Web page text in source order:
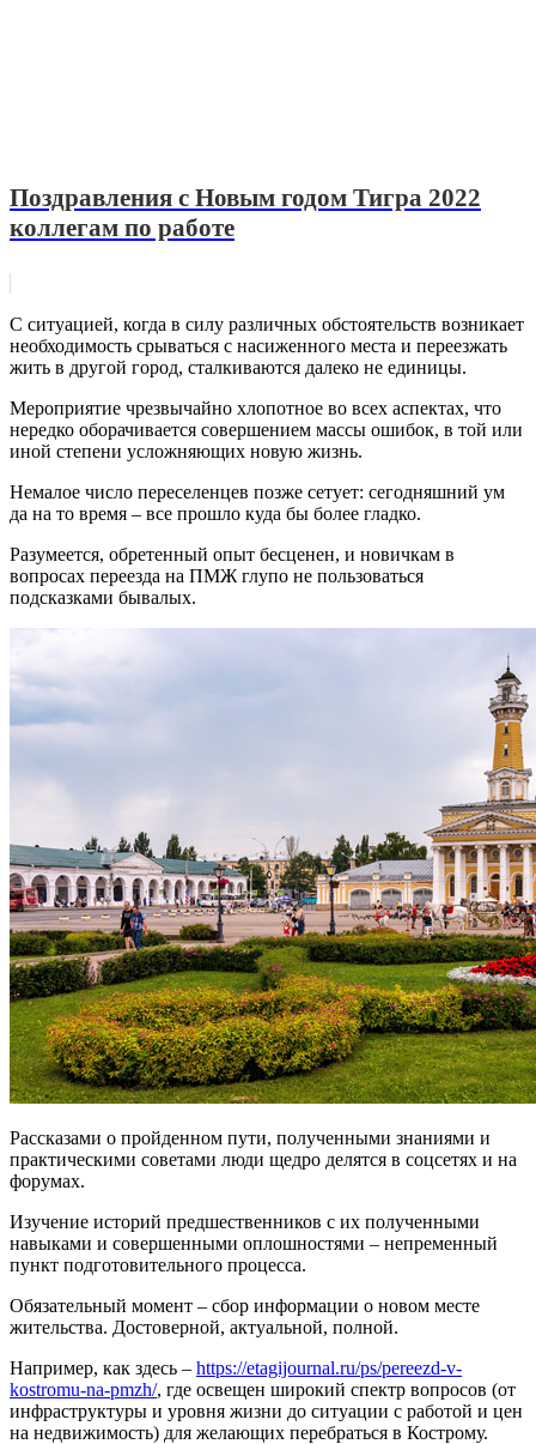
Поздравления с Новым годом Тигра 2022
коллегам по работе
С ситуацией, когда в силу различных обстоятельств возникает
необходимость срываться с насиженного места и переезжать
жить в другой город, сталкиваются далеко не единицы.
Мероприятие чрезвычайно хлопотное во всех аспектах, что
нередко оборачивается совершением массы ошибок, в той или
иной степени усложняющих новую жизнь.
Немалое число переселенцев позже сетует: сегодняшний ум
да на то время – все прошло куда бы более гладко.
Разумеется, обретенный опыт бесценен, и новичкам в
вопросах переезда на ПМЖ глупо не пользоваться
подсказками бывалых.
Рассказами о пройденном пути, полученными знаниями и
практическими советами люди щедро делятся в соцсетях и на
форумах.
Изучение историй предшественников с их полученными
навыками и совершенными оплошностями – непременный
пункт подготовительного процесса.
Обязательный момент – сбор информации о новом месте
жительства. Достоверной, актуальной, полной.
Например, как здесь – https://etagijournal.ru/ps/pereezd-v-
kostromu-na-pmzh/, где освещен широкий спектр вопросов (от
инфраструктуры и уровня жизни до ситуации с работой и цен
на недвижимость) для желающих перебраться в Кострому.